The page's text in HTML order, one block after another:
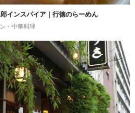
インスパイア｜行徳のらーめん
・中華料理